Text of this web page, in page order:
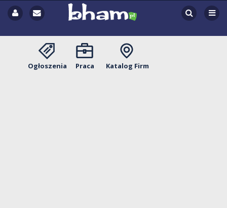
Ogłoszenia Praca Katalog Firm